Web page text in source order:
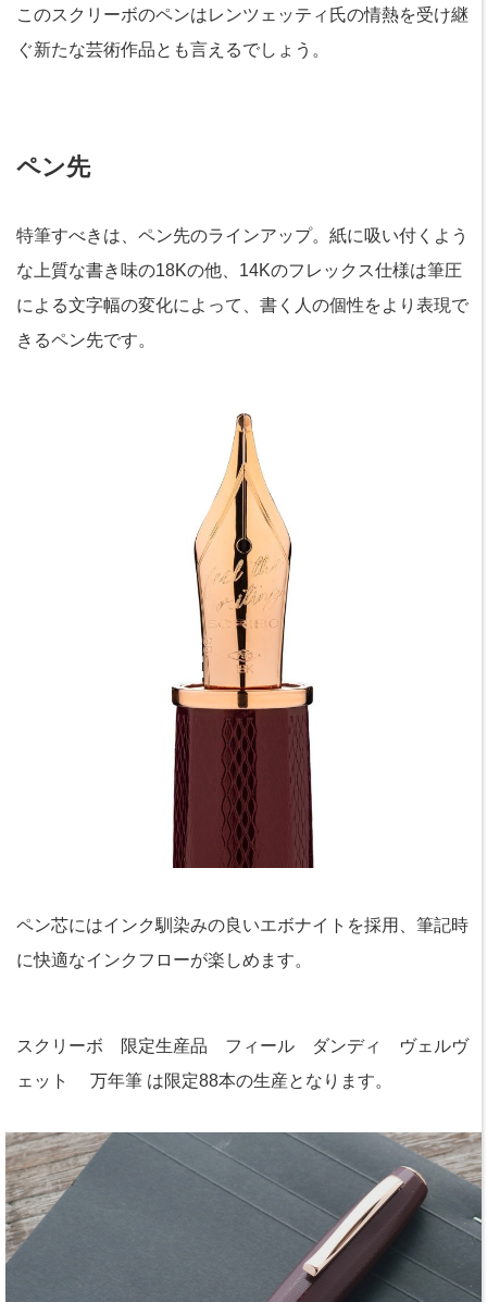
このスクリーボのペンはレンツェッティ氏の情熱を受け継
ぐ新たな芸術作品とも言えるでしょう。
ペン先
特筆すべきは、ペン先のラインアップ。紙に吸い付くよう
な上質な書き味の18Kの他、14Kのフレックス仕様は筆圧
による文字幅の変化によって、書く人の個性をより表現で
きるペン先です。
ペン芯にはインク馴染みの良いエボナイトを採用、筆記時
に快適なインクフローが楽しめます。
スクリーボ 限定生産品 フィール ダンディ ヴェルヴ
ェット 万年筆 は限定88本の生産となります。